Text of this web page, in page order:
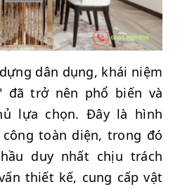
dân dụng, khái niệm
đã trở nên phổ biến và
lựa chọn. Đây là hình
toàn diện, trong đó
duy nhất chịu trách
thiết kế, cung cấp vật